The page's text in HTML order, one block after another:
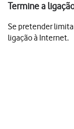
Termine a
Se pretender
ligação à Internet.